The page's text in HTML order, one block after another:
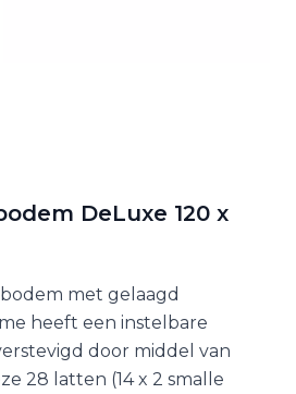
DeLuxe 120 x
met gelaagd
heeft een instelbare
door middel van
28 latten (14 x 2 smalle